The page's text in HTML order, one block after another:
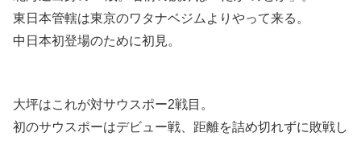
東日本管轄は東京のワタナベジムよりやって来る。
中日本初登場のために初見。
大坪はこれが対サウスポー2戦目。
初のサウスポーはデビュー戦、距離を詰め切れずに敗戦し